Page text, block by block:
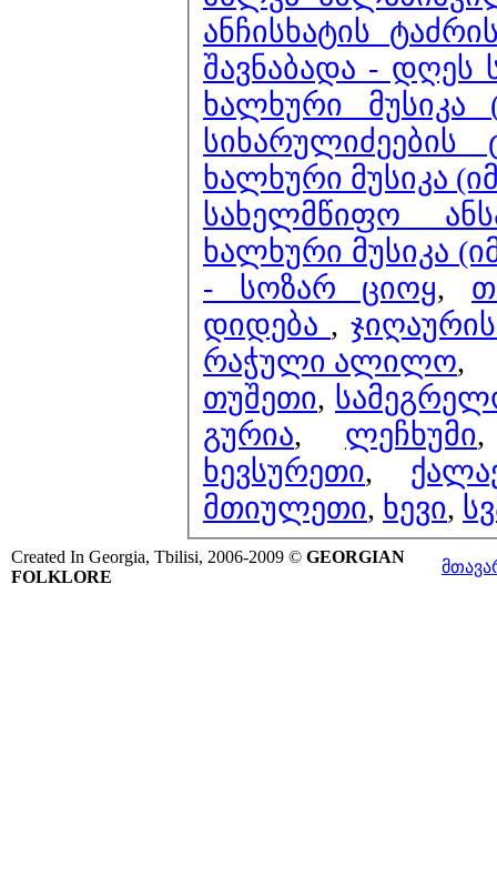
ანჩისხატის
შავნაბადა - დღეს
ხალხური
ხალხური მუსიკა
სახელმწიფო
ხალხური მუსიკა
- სოზარ ციოყ,
დიდება ,
რაჭული ალილო,
თუშეთი,
გურია, ლეჩხუმი
ხევსურეთი,
მთიულეთი, ხევი,
Created In Georgia, Tbilisi, 2006-2009 © GEORGIAN
FOLKLORE